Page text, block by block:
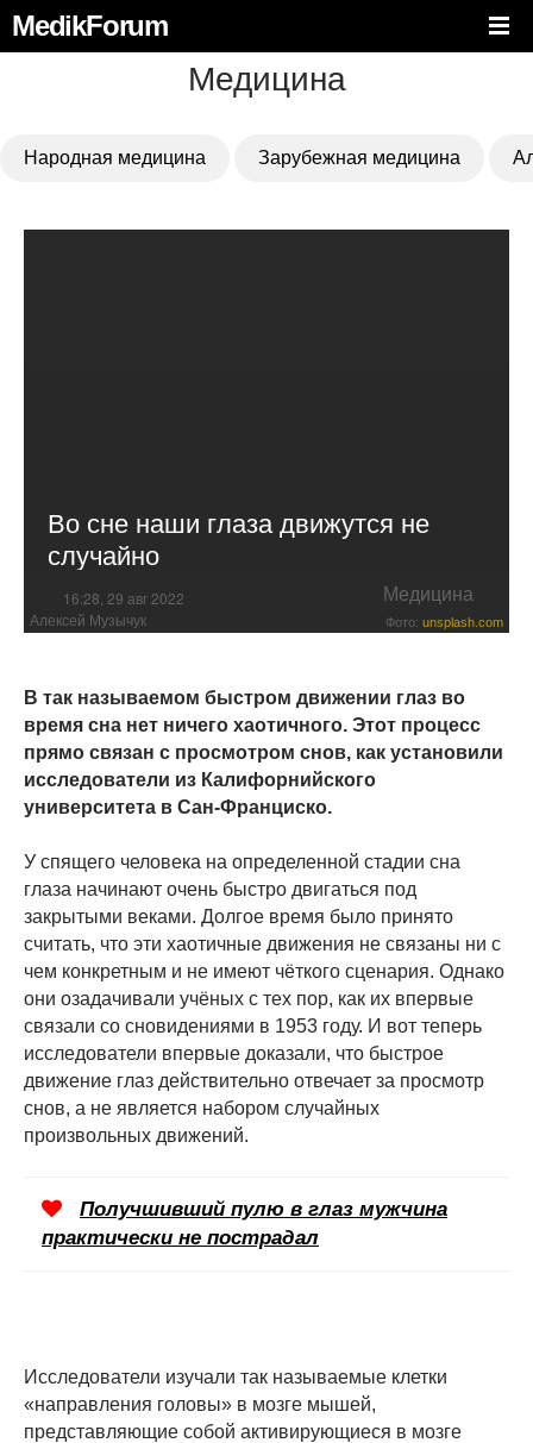
MedikForum
Медицина
Народная медицина Зарубежная медицина
Во сне наши глаза движутся не
случайно
16:28, 29 авг 2022 Медицина
Алексей Музычук Фото: unsplash.com
В так называемом быстром движении глаз во
время сна нет ничего хаотичного. Этот процесс
прямо связан с просмотром снов, как установили
исследователи из Калифорнийского
университета в Сан-Франциско.
У спящего человека на определенной стадии сна
глаза начинают очень быстро двигаться под
закрытыми веками. Долгое время было принято
считать, что эти хаотичные движения не связаны ни с
чем конкретным и не имеют чёткого сценария. Однако
они озадачивали учёных с тех пор, как их впервые
связали со сновидениями в 1953 году. И вот теперь
исследователи впервые доказали, что быстрое
движение глаз действительно отвечает за просмотр
снов, а не является набором случайных
произвольных движений.
Получшивший пулю в глаз мужчина
практически не пострадал
Исследователи изучали так называемые клетки
«направления головы» в мозге мышей,
представляющие собой активирующиеся в мозге